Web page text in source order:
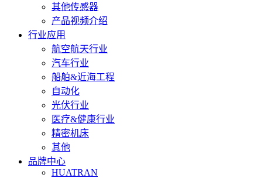
其他传感器
产品视频介绍
行业应用
航空航天行业
汽车行业
船舶&近海工程
自动化
光伏行业
医疗&健康行业
精密机床
其他
品牌中心
HUATRAN